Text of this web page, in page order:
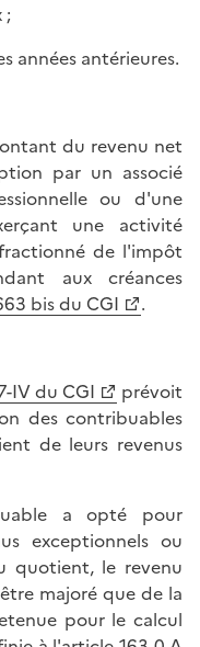
;
années antérieures.
du revenu net
par un associé
ou d'une
une activité
de l'impôt
aux créances
bis du CGI
.
IV du CGI
prévoit
des contribuables
de leurs revenus
a opté pour
exceptionnels ou
quotient, le revenu
majoré que de la
pour le calcul